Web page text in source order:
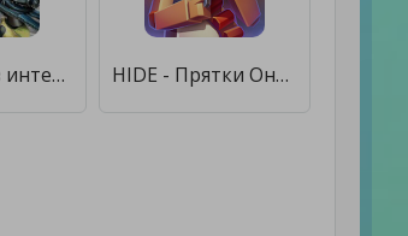
снайпер без интернета [Бесплатные покупки] HIDE - Прятки Онлайн! [Бесплатные покупки]